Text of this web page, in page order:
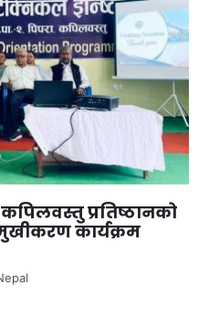
प्रतिष्ठानको
कार्यक्रम